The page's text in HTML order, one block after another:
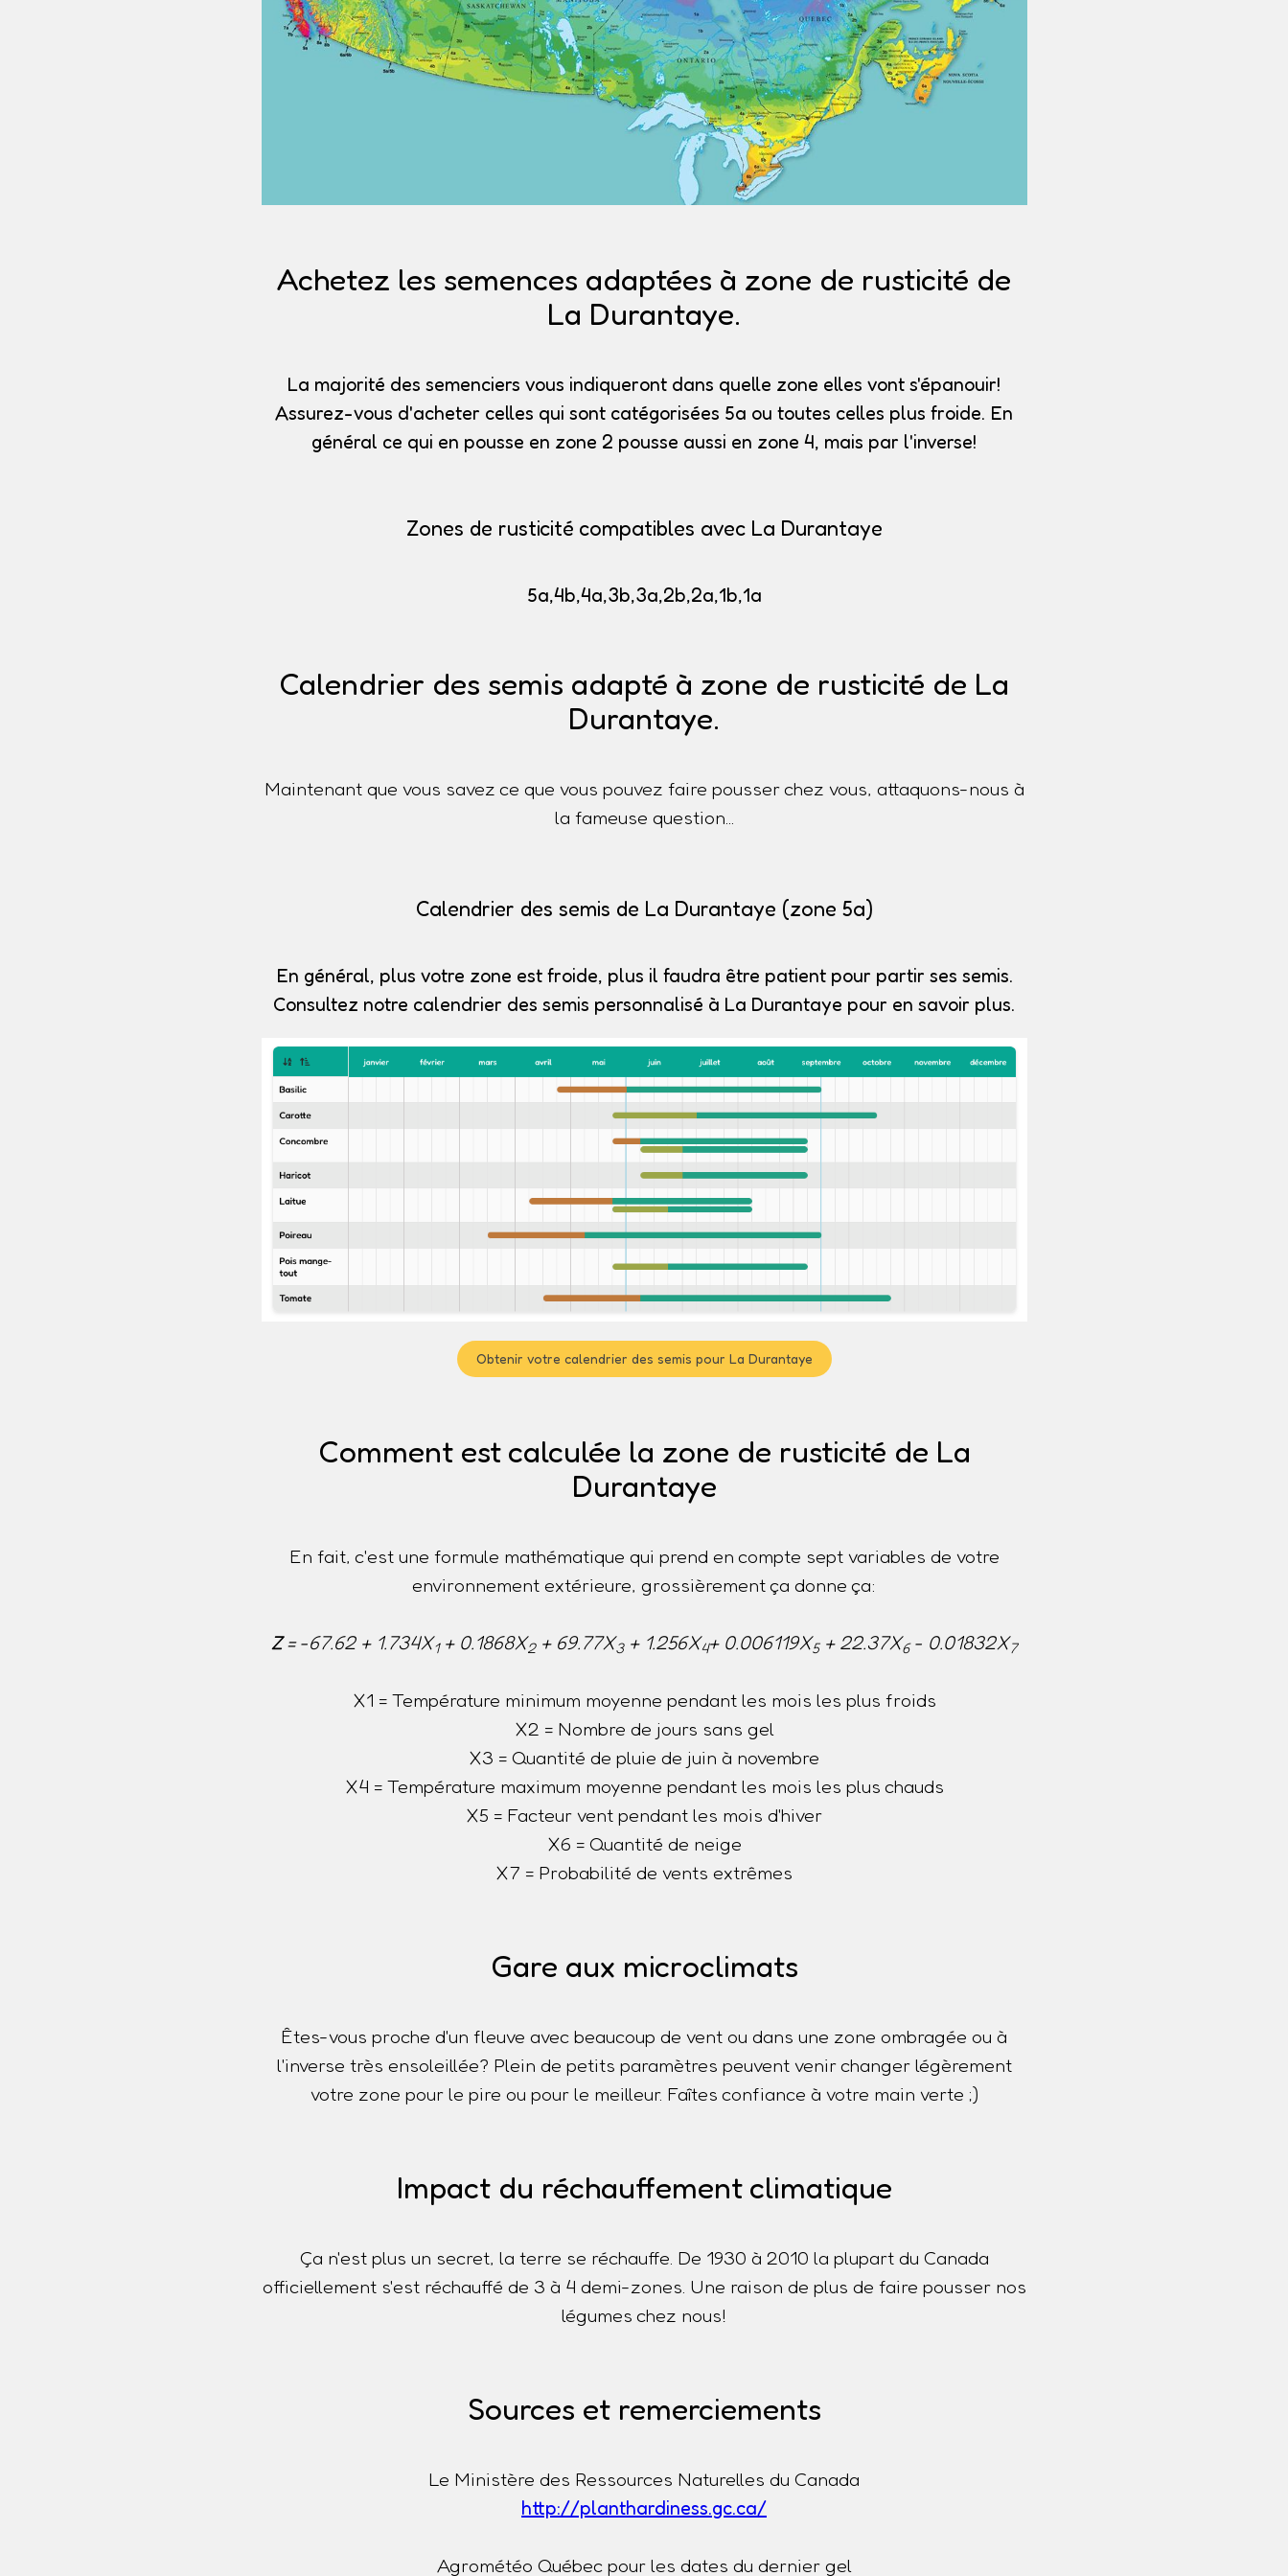
Achetez les semences adaptées à zone de rusticité de
La Durantaye.
La majorité des semenciers vous indiqueront dans quelle zone elles vont s'épanouir!
Assurez-vous d'acheter celles qui sont catégorisées 5a ou toutes celles plus froide. En
général ce qui en pousse en zone 2 pousse aussi en zone 4, mais par l'inverse!
Zones de rusticité compatibles avec La Durantaye
5a,4b,4a,3b,3a,2b,2a,1b,1a
Calendrier des semis adapté à zone de rusticité de La
Durantaye.
Maintenant que vous savez ce que vous pouvez faire pousser chez vous, attaquons-nous à
la fameuse question...
Calendrier des semis de La Durantaye (zone 5a)
En général, plus votre zone est froide, plus il faudra être patient pour partir ses semis.
Consultez notre calendrier des semis personnalisé à La Durantaye pour en savoir plus.
Obtenir votre calendrier des semis pour La Durantaye
Comment est calculée la zone de rusticité de La
Durantaye
En fait, c'est une formule mathématique qui prend en compte sept variables de votre
environnement extérieure, grossièrement ça donne ça:
Z= -67.62 + 1.734X1+ 0.1868X2+ 69.77X3+ 1.256X4+ 0.006119X5+ 22.37X6- 0.01832X7
X1 = Température minimum moyenne pendant les mois les plus froids
X2 = Nombre de jours sans gel
X3 = Quantité de pluie de juin à novembre
X4 = Température maximum moyenne pendant les mois les plus chauds
X5 = Facteur vent pendant les mois d'hiver
X6 = Quantité de neige
X7 = Probabilité de vents extrêmes
Gare aux microclimats
Êtes-vous proche d'un fleuve avec beaucoup de vent ou dans une zone ombragée ou à
l'inverse très ensoleillée? Plein de petits paramètres peuvent venir changer légèrement
votre zone pour le pire ou pour le meilleur. Faîtes confiance à votre main verte ;)
Impact du réchauffement climatique
Ça n'est plus un secret, la terre se réchauffe. De 1930 à 2010 la plupart du Canada
officiellement s'est réchauffé de 3 à 4 demi-zones. Une raison de plus de faire pousser nos
légumes chez nous!
Sources et remerciements
Le Ministère des Ressources Naturelles du Canada
http://planthardiness.gc.ca/
Agrométéo Québec pour les dates du dernier gel